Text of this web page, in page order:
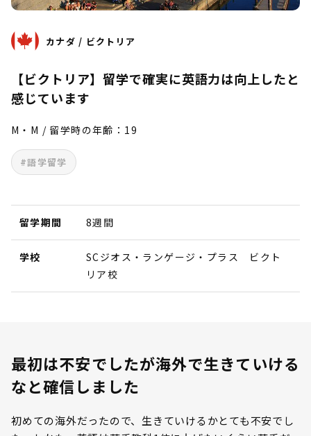
カナダ / ビクトリア
【ビクトリア】留学で確実に英語力は向上したと
感じています
M・M / 留学時の年齢：19
#語学留学
留学期間 8週間
学校
SCジオス・ランゲージ・プラス ビクト
リア校
最初は不安でしたが海外で生きていける
なと確信しました
初めての海外だったので、生きていけるかとても不安でし